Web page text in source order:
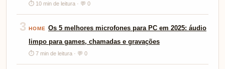
⏱ 10 min de leitura · 💬 0
3 HOME
Os 5 melhores microfones para PC em 2025: áudio
limpo para games, chamadas e gravações
⏱ 7 min de leitura · 💬 0